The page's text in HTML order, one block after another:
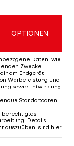
zehn Minuten
beendet das
Schaubnoch
Lienhart
>>>
OPTIONEN
Daten, wie
Zwecke:
Endgerät;
Werbeleistung und
sowie Entwicklung
Standortdaten
.
berechtigtes
Details
auszuüben, sind hier